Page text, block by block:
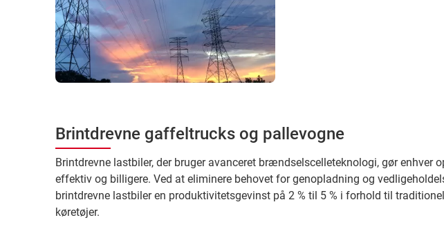
Brintdrevne gaffeltrucks og pallevogne
Brintdrevne lastbiler, der bruger avanceret brændselscelleteknologi, gør enhver
effektiv og billigere. Ved at eliminere behovet for genopladning og
brintdrevne lastbiler en produktivitetsgevinst på 2 % til 5 % i forhold til
køretøjer.